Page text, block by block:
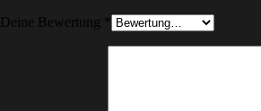
Deine Bewertung